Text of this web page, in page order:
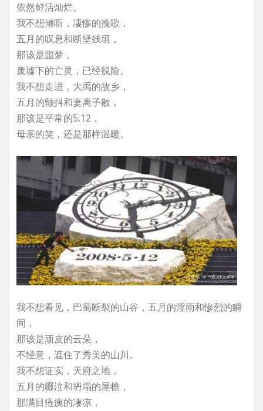
依然鲜活灿烂。
我不想倾听，凄惨的挽歌，
五月的叹息和断壁残垣，
那该是噩梦，
废墟下的亡灵，已经脱险。
我不想走进，大禹的故乡，
五月的颤抖和妻离子散，
那该是平常的5.12，
母亲的笑，还是那样温暖。
我不想看见，巴蜀断裂的山谷，五月的淫雨和惨烈的瞬
间，
那该是顽皮的云朵，
不经意，遮住了秀美的山川。
我不想证实，天府之地，
五月的啜泣和坍塌的屋檐，
那满目疮痍的凄凉，